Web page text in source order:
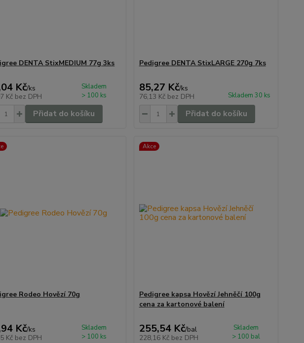
DENTA StixMEDIUM 77g 3ks
Kč/ks
Kč bez DPH
Skladem
> 100 ks
Přidat do košíku
Pedigree DENTA StixLARGE 270g 7ks
85,27 Kč/ks
76,13 Kč bez DPH Skladem 30 ks
Přidat do košíku
Rodeo Hovězí 70g
Kč/ks
Kč bez DPH
Skladem
> 100 ks
Akce
Pedigree kapsa Hovězí Jehněčí 100g
cena za kartonové balení
255,54 Kč/bal
228,16 Kč bez DPH
Skladem
> 100 bal